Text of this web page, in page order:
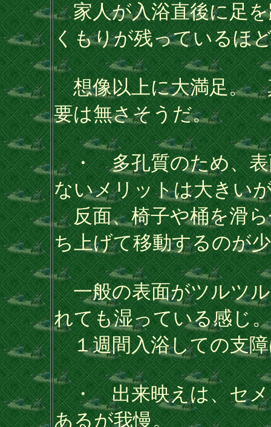
家人が入浴直後に足を
くもりが残っているほ
想像以上に大満足。
要は無さそうだ。
・ 多孔質のため、表
ないメリットは大きい
反面、椅子や桶を滑ら
ち上げて移動するのが
一般の表面がツルツル
れても湿っている感じ。
１週間入浴しての支障
・ 出来映えは、セメ
あるが我慢。